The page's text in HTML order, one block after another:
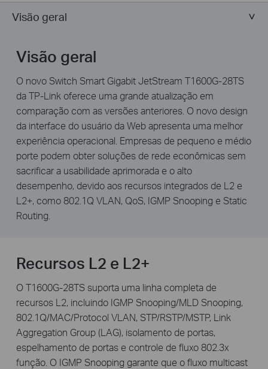
Visão geral
Visão geral
O novo Switch Smart Gigabit JetStream T1600G-28TS
da TP-Link oferece uma grande atualização em
comparação com as versões anteriores. O novo design
da interface do usuário da Web apresenta uma melhor
experiência operacional. Empresas de pequeno e médio
porte podem obter soluções de rede econômicas sem
sacrificar a usabilidade aprimorada e o alto
desempenho, devido aos recursos integrados de L2 e
L2+, como 802.1Q VLAN, QoS, IGMP Snooping e Static
Routing.
Recursos L2 e L2+
O T1600G-28TS suporta uma linha completa de
recursos L2, incluindo IGMP Snooping/MLD Snooping,
802.1Q/MAC/Protocol VLAN, STP/RSTP/MSTP, Link
Aggregation Group (LAG), isolamento de portas,
espelhamento de portas e controle de fluxo 802.3x
função. O IGMP Snooping garante que o fluxo multicast